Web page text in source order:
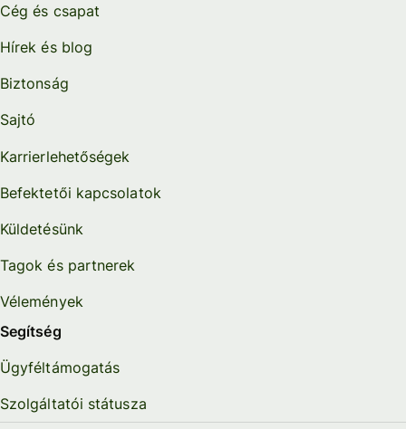
Cég és csapat
Hírek és blog
Biztonság
Sajtó
Karrierlehetőségek
Befektetői kapcsolatok
Küldetésünk
Tagok és partnerek
Vélemények
Segítség
Ügyféltámogatás
Szolgáltatói státusza